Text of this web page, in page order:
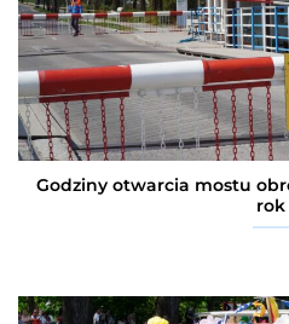
Godziny otwarcia mostu
rok